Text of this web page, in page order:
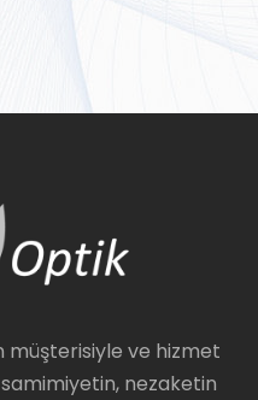
müşterisiyle ve hizmet
samimiyetin, nezaketin